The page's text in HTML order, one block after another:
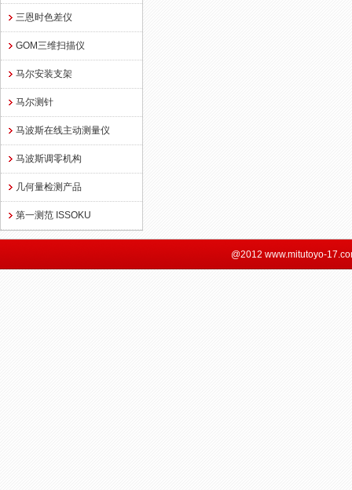
三恩时色差仪
GOM三维扫描仪
马尔安装支架
马尔测针
马波斯在线主动测量仪
马波斯调零机构
几何量检测产品
第一测范 ISSOKU
@2012 www.mitutoyo-